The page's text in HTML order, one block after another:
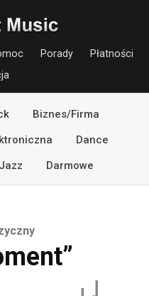
Porady
Płatności
Biznes/Firma
Dance
Jazz Darmowe